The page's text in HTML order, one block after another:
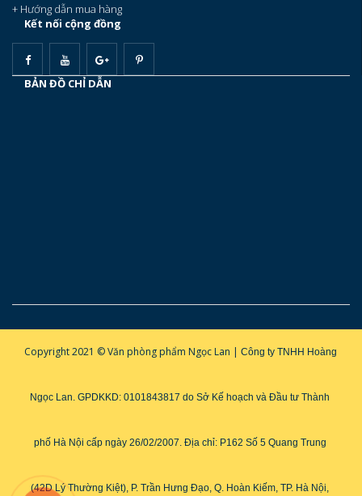
+ Hướng dẫn mua hàng
Kết nối cộng đồng
BẢN ĐỒ CHỈ DẪN
Copyright 2021 © Văn phòng phẩm Ngọc Lan | Công ty TNHH Hoàng
Ngọc Lan. GPDKKD: 0101843817 do Sở Kế hoạch và Đầu tư Thành
phố Hà Nội cấp ngày 26/02/2007. Địa chỉ: P162 Số 5 Quang Trung
(42D Lý Thường Kiệt), P. Trần Hưng Đạo, Q. Hoàn Kiếm, TP. Hà Nội,